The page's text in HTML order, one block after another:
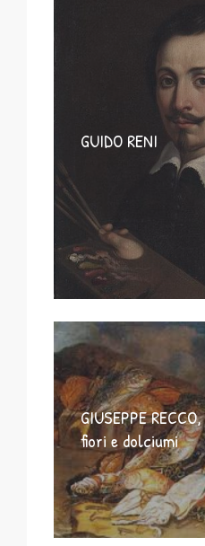
GUIDO RENI
GIUSEPPE
fiori e dolciumi